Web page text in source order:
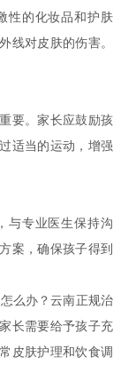
的化妆品和护肤
线对皮肤的伤害。
要。家长应鼓励孩
适当的运动，增强
专业医生保持沟
案，确保孩子得到
么办？云南正规治
长需要给予孩子充
皮肤护理和饮食调